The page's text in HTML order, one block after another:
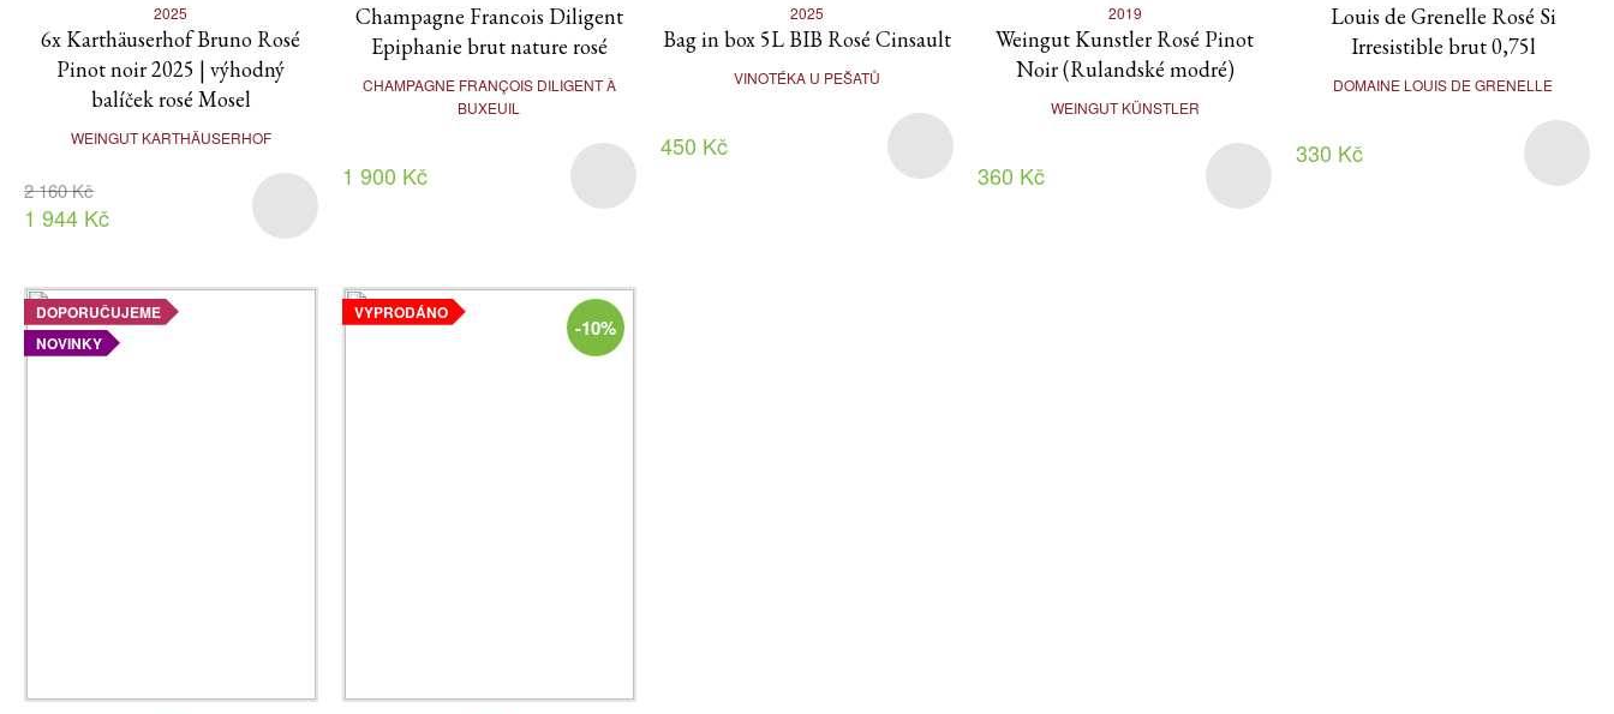
2025
6x Karthäuserhof Bruno Rosé
Pinot noir 2025 | výhodný
balíček rosé Mosel
WEINGUT KARTHÄUSERHOF
2 160 Kč
1 944 Kč
Champagne Francois Diligent
Epiphanie brut nature rosé
CHAMPAGNE FRANÇOIS DILIGENT À
BUXEUIL
1 900 Kč
2025
Bag in box 5L BIB Rosé Cinsault
VINOTÉKA U PEŠATŮ
450 Kč
2019
Weingut Kunstler Rosé Pinot
Noir (Rulandské modré)
WEINGUT KÜNSTLER
360 Kč
Louis de Grenelle Rosé Si
Irresistible brut 0,75l
DOMAINE LOUIS DE GRENELLE
330 Kč
DOPORUČUJEME
NOVINKY
VYPRODÁNO
-10%